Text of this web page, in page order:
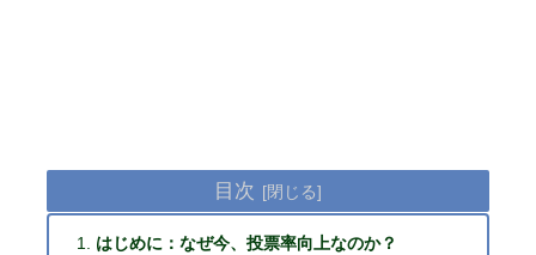
目次
はじめに：なぜ今、投票率向上なのか？